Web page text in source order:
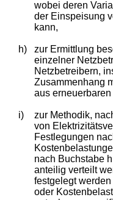
wobei deren
der Einspeisung
kann,
h)
zur Ermittlung
einzelner
Netzbetreibern,
Zusammenhang
aus
i)
zur Methodik,
von
Festlegungen
nach Buchstabe
anteilig verteilt
festgelegt
oder